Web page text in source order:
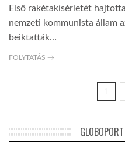
Első rakétakísérletét
nemzeti kommunista állam
beiktatták…
FOLYTATÁS →